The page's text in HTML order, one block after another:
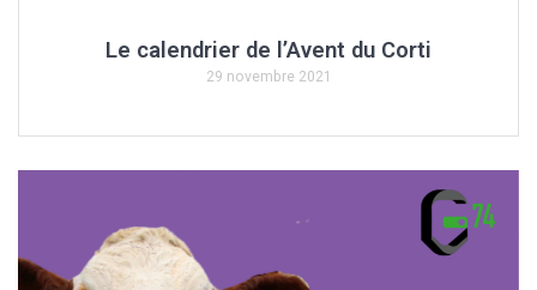
Le calendrier de l’Avent du Corti
29 novembre 2021